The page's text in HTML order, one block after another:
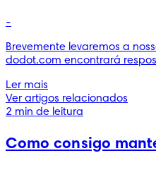
-
Brevemente levaremos a
dodot.com encontrará
Ler mais
Ver artigos relacionados
2 min de leitura
Como consigo